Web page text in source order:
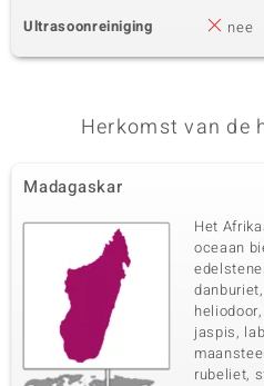
Ultrasoonreiniging
nee
Herkomst van de
Madagaskar
Het
oceaan
jaspis,
rubeliet,